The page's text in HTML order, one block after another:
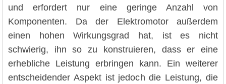
und erfordert nur eine geringe Anzahl von
Komponenten. Da der Elektromotor außerdem
einen hohen Wirkungsgrad hat, ist es nicht
schwierig, ihn so zu konstruieren, dass er eine
erhebliche Leistung erbringen kann. Ein weiterer
entscheidender Aspekt ist jedoch die Leistung, die